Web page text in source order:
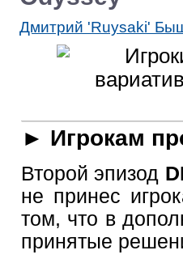
Дмитрий 'Ruysaki'
► Игрокам
Второй эпизод
не принес
том, что в
принятые